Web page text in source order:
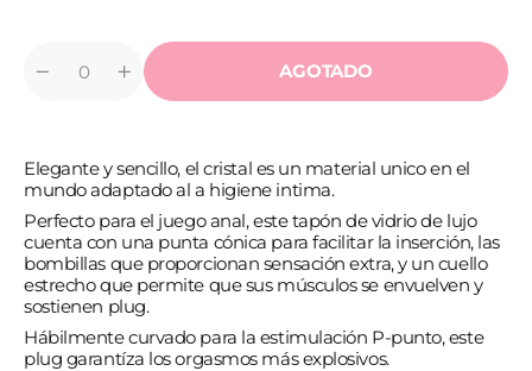
Reducir
N.
47
MASAJEADOR
DE
CRISTAL
Cantidad
Aumentar
cantidad
N.
47
MASAJEADOR
DE
CRISTAL
AGOTADO
Elegante y sencillo, el cristal es un material unico en el
mundo adaptado al a higiene intima.
Perfecto para el juego anal, este tapón de vidrio de lujo
cuenta con una punta cónica para facilitar la inserción, las
bombillas que proporcionan sensación extra, y un cuello
estrecho que permite que sus músculos se envuelven y
sostienen plug.
Hábilmente curvado para la estimulación P-punto, este
plug garantíza los orgasmos más explosivos.